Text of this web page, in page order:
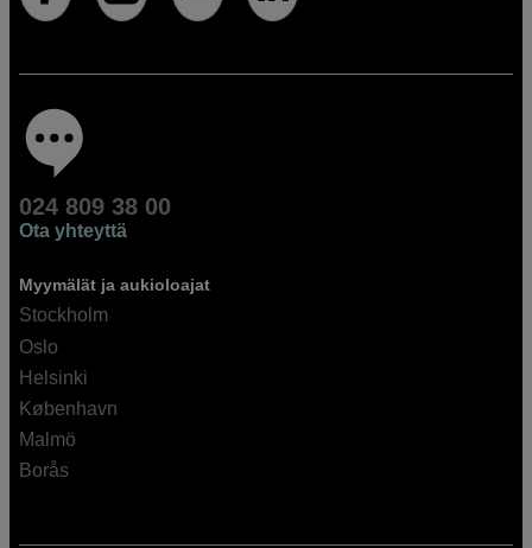
024 809 38 00
Ota yhteyttä
Myymälät ja aukioloajat
Stockholm
Oslo
Helsinki
København
Malmö
Borås